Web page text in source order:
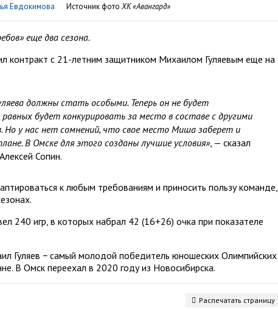
Евдокимова Источник фото ХК «Авангард»
еще два сезона.
контракт с 21-летним защитником Михаилом Гуляевым еще на
должны стать особыми. Теперь он не будет
будет конкурировать за место в составе с другими
Но у нас нет сомнений, что свое место Миша заберет и
В Омске для этого созданы лучшие условия», — сказал
Сопин.
к любым требованиям и приносить пользу команде,
240 игр, в которых набрал 42 (16+26) очка при показателе
Гуляев − самый молодой победитель юношеских Олимпийских
В Омск переехал в 2020 году из Новосибирска.
Распечатать страницу